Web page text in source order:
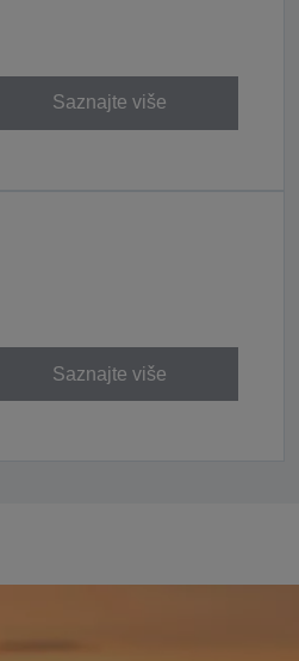
Saznajte više
Saznajte više